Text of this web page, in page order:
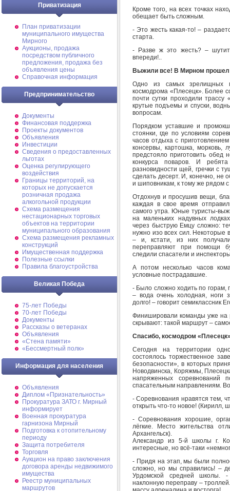
Приватизация
План приватизации
муниципального имущества
Мирного
Аукционы, продажа
посредством публичного
предложения, продажа без
объявления цены
Справочная информация
Предпринимательство
Документы
Финансовая поддержка
Проекты документов
Объявления
Инвестиции
Сведения о предоставленных
льготах
Оценка регулирующего
воздействия
Границы территорий, на
которых не допускается
розничная продажа
алкогольной продукции
Схема размещения
нестационарных торговых
объектов на территории
муниципального образования
Схема размещения рекламных
конструкций
Имущественная поддержка
Полезные ссылки
Правила благоустройства
Великая Победа
75-лет Победы
70-лет Победы
Документы
Рассказы о ветеранах
Объявления
«Стена памяти»
«Бессмертный полк»
Информация для населения
Объявления
Диплом «Признательность»
Прокуратура ЗАТО г. Мирный
информирует
Военная прокуратура
гарнизона Мирный
Подготовка к отопительному
периоду
Защита потребителя
Торговля
Аукцион на право заключения
договора аренды недвижимого
имущества
Реестр муниципальных
маршрутов
Кроме того, на всех точках
обещает быть сложным.
- Это жесть какая-то! –
старта.
- Разве ж это жесть? –
впереди!..
Выжили все! В Мирном
Одно из самых зрелищных
космодрома «Плесецк». Более
почти сутки проходили
крутые подъемы и спуски,
вопросам.
Порядком уставшие и
стоянки, где по условиям
часов отдыха с
консервы, картошка, морковь,
предстояло приготовить обед
конкурса поваров. И
разновидности щей, гречки с
сделать десерт. И, конечно, не
и шиповникам, к тому же рядом
Отдохнув и просушив вещи,
каждая в свое время
самого утра. Юные туристы-
на маленьких надувных
через быструю Емцу сложно:
нужно изо всех сил. Некоторые
– и, кстати, из них
переправляют при помощи
следили спасатели и
А потом несколько часов
условные пострадавшие.
- Было сложно ходить по горам,
– вода очень холодная, ноги
долго! – говорит семиклассник
Финишировали команды уже на
скрывают: такой маршрут –
Спасибо, космодром
Сегодня на территории
состоялось торжественное
безопасности», в которых
Новодвинска, Коряжмы,
напряженных
спасательным направлениям.
- Соревнования нравятся тем,
открыть что-то новое! (Кирилл,
- Соревнования хорошие,
лёгкие. Место жительства
Архангельск).
Александр из 5-й школы г.
интересные, но всё-таки
- Придя на этап, мы были
сложно, но мы справились! –
Урдомской средней школы. -
наклонную переправу –